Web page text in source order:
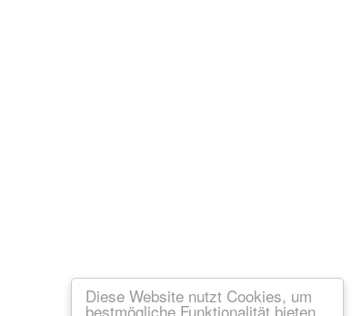
Diese Website nutzt Cookies, um
bestmögliche Funktionalität bieten